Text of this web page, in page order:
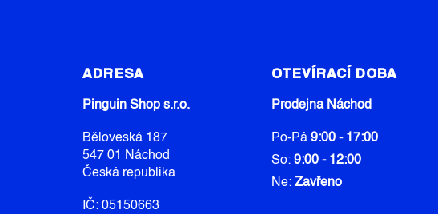
ADRESA
Pinguin Shop s.r.o.
Běloveská 187
547 01 Náchod
Česká republika
IČ: 05150663
OTEVÍRACÍ DOBA
Prodejna Náchod
Po-Pá 9:00 - 17:00
So: 9:00 - 12:00
Ne: Zavřeno